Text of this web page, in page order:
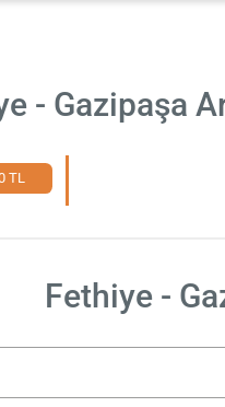
- Gazipaşa
TL
Fethiye -